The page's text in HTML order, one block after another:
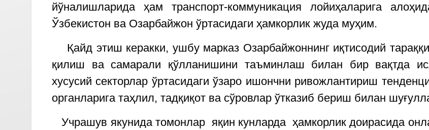
йўналишларида ҳам транспорт-коммуникация лойиҳаларига
Ўзбекистон ва Озарбайжон ўртасидаги ҳамкорлик жуда муҳим.
Қайд этиш керакки, ушбу марказ Озарбайжоннинг иқтисодий
қилиш ва самарали қўлланишини таъминлаш билан бир вақтда
хусусий секторлар ўртасидаги ўзаро ишончни ривожлантириш
органларига таҳлил, тадқиқот ва сўровлар ўтказиб бериш билан
Учрашув якунида томонлар яқин кунларда ҳамкорлик доирасида